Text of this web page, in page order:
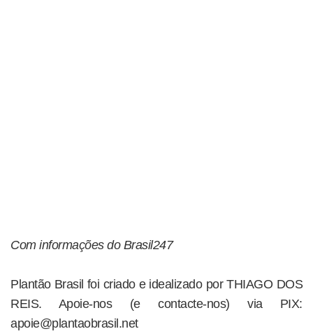
Com informações do Brasil247
Plantão Brasil foi criado e idealizado por THIAGO DOS
REIS. Apoie-nos (e contacte-nos) via PIX:
apoie@plantaobrasil.net